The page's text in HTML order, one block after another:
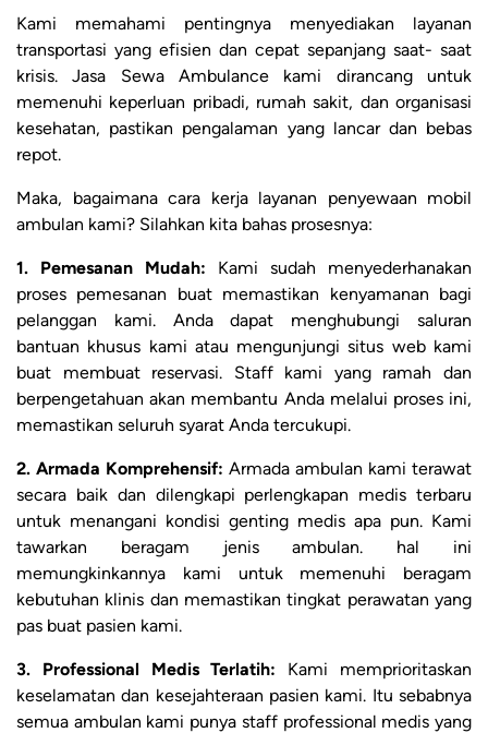
Kami memahami pentingnya menyediakan layanan
transportasi yang efisien dan cepat sepanjang saat- saat
krisis. Jasa Sewa Ambulance kami dirancang untuk
memenuhi keperluan pribadi, rumah sakit, dan organisasi
kesehatan, pastikan pengalaman yang lancar dan bebas
repot.
Maka, bagaimana cara kerja layanan penyewaan mobil
ambulan kami? Silahkan kita bahas prosesnya:
1. Pemesanan Mudah: Kami sudah menyederhanakan
proses pemesanan buat memastikan kenyamanan bagi
pelanggan kami. Anda dapat menghubungi saluran
bantuan khusus kami atau mengunjungi situs web kami
buat membuat reservasi. Staff kami yang ramah dan
berpengetahuan akan membantu Anda melalui proses ini,
memastikan seluruh syarat Anda tercukupi.
2. Armada Komprehensif: Armada ambulan kami terawat
secara baik dan dilengkapi perlengkapan medis terbaru
untuk menangani kondisi genting medis apa pun. Kami
tawarkan beragam jenis ambulan. hal ini
memungkinkannya kami untuk memenuhi beragam
kebutuhan klinis dan memastikan tingkat perawatan yang
pas buat pasien kami.
3. Professional Medis Terlatih: Kami memprioritaskan
keselamatan dan kesejahteraan pasien kami. Itu sebabnya
semua ambulan kami punya staff professional medis yang